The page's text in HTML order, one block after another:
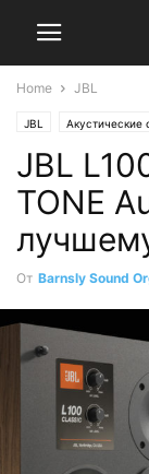
Home JBL
JBL Акустические
JBL
TONE
От Barnsly Sound